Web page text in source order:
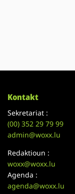
Kontakt
Sekretariat :
(00)352 29 79 99
admin@woxx.lu
Redaktioun :
woxx@woxx.lu
Agenda :
agenda@woxx.lu